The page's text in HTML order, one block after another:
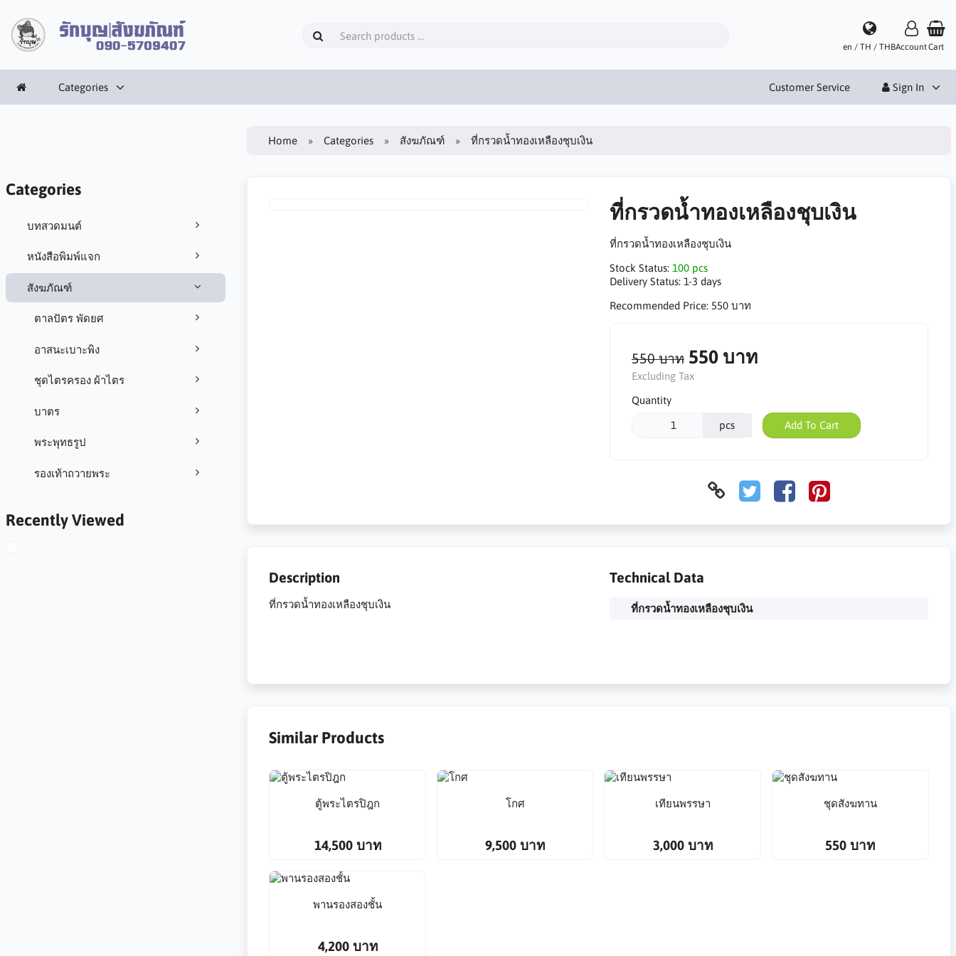
en / TH / THBAccountCart
Categories Customer Service Sign In
Categories
บทสวดมนต์
หนังสือพิมพ์แจก
สังฆภัณฑ์
ตาลปัตร พัดยศ
อาสนะเบาะพิง
ชุดไตรครอง ผ้าไตร
บาตร
พระพุทธรูป
รองเท้าถวายพระ
Recently Viewed
Home Categories สังฆภัณฑ์ ที่กรวดน้ำทองเหลืองชุบเงิน
ที่กรวดน้ำทองเหลืองชุบเงิน
ที่กรวดน้ำทองเหลืองชุบเงิน
Stock Status: 100 pcs
Delivery Status: 1-3 days
Recommended Price: 550 บาท
550 บาท 550 บาท
Excluding Tax
Quantity
pcs Add To Cart
Description
ที่กรวดน้ำทองเหลืองชุบเงิน
Technical Data
ที่กรวดน้ำทองเหลืองชุบเงิน
Similar Products
ตู้พระไตรปิฎก
14,500 บาท
โกศ
9,500 บาท
เทียนพรรษา
3,000 บาท
ชุดสังฆทาน
550 บาท
พานรองสองชั้น
4,200 บาท